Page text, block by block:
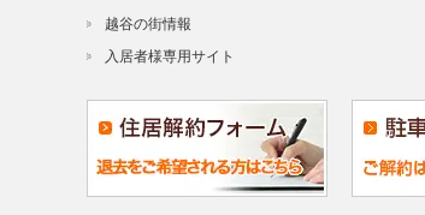
越谷の街情報
入居者様専用サイト